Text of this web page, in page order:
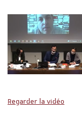
Regarder la vidéo